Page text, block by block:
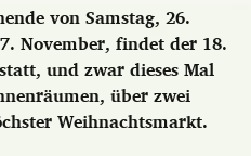
von Samstag, 26.
November, findet der 18.
und zwar dieses Mal
über zwei
Weihnachtsmarkt.